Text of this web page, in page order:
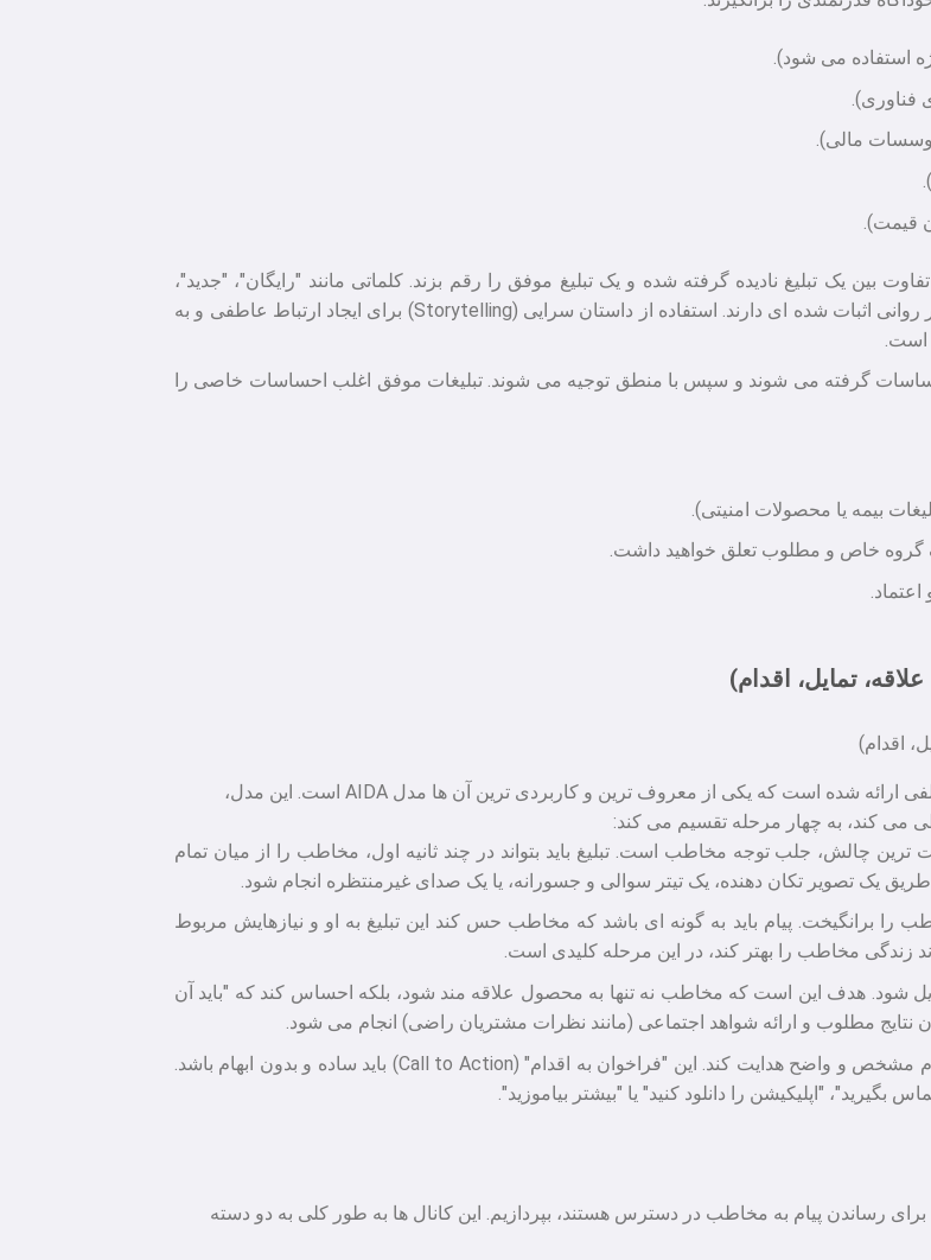
استفاده می شود).
فناوری).
مالی).
قیمت).
بین یک تبلیغ نادیده گرفته شده و یک تبلیغ موفق را رقم بزند. کلماتی مانند "رایگان"، "جدید"،
"تضمین شده"، "فوری" و "شما" (خطاب مستقیم به مخاطب) تاثیر روانی اثبات شده ای دارند. استفاده از داستان سرایی (Storytelling) برای ایجاد ارتباط عاطفی و به
است.
گرفته می شوند و سپس با منطق توجیه می شوند. تبلیغات موفق اغلب احساسات خاصی را
بیمه یا محصولات امنیتی).
گروه خاص و مطلوب تعلق خواهید داشت.
برای ساختاردهی به فرآیند تاثیرگذاری بر مخاطب، مدل های مختلفی ارائه شده است که یکی از معروف ترین و کاربردی ترین آن ها مدل AIDA است. این مدل،
می کند، به چهار مرحله تقسیم می کند:
ترین چالش، جلب توجه مخاطب است. تبلیغ باید بتواند در چند ثانیه اول، مخاطب را از میان تمام
یک تصویر تکان دهنده، یک تیتر سوالی و جسورانه، یا یک صدای غیرمنتظره انجام شود.
برانگیخت. پیام باید به گونه ای باشد که مخاطب حس کند این تبلیغ به او و نیازهایش مربوط
زندگی مخاطب را بهتر کند، در این مرحله کلیدی است.
شود. هدف این است که مخاطب نه تنها به محصول علاقه مند شود، بلکه احساس کند که "باید آن
نتایج مطلوب و ارائه شواهد اجتماعی (مانند نظرات مشتریان راضی) انجام می شود.
: در نهایت، تبلیغ باید مخاطب را به سمت یک اقدام مشخص و واضح هدایت کند. این "فراخوان به اقدام" (Call to Action) باید ساده و بدون ابهام باشد.
بگیرید"، "اپلیکیشن را دانلود کنید" یا "بیشتر بیاموزید".
برای رساندن پیام به مخاطب در دسترس هستند، بپردازیم. این کانال ها به طور کلی به دو دسته